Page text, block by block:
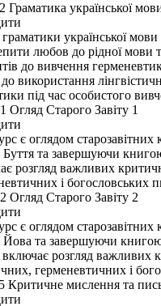
Граматика української
української
любов до рідної мови
до вивчення
використання
під час особистого
Огляд Старого Завіту 1
є оглядом
та завершуючи
розгляд важливих
і богословських
Огляд Старого Завіту 2
є оглядом
та завершуючи
розгляд важливих
герменевтичних і
Критичне мислення та